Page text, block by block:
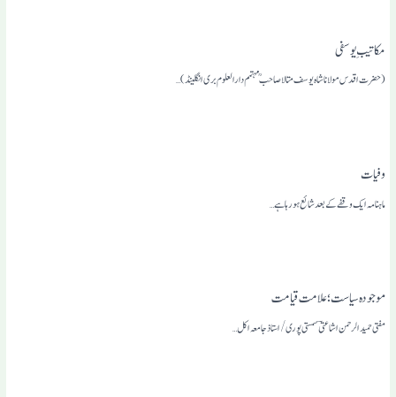
مکاتیبِ یوسفی
(حضرت اقدس مولانا شاہ یوسف متالا صاحبمہتمم دارالعلوم بری انگلینڈ)…
وفیات
ماہنامہ ایک وقفے کے بعد شائع ہو رہا ہے…
موجودہ سیاست؛ علامت قیامت
مفتی حمید الرحمن اشاعتی ؔ سمستی پوری /استاذ جامعہ اکل…